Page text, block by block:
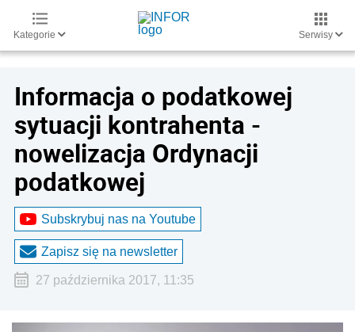
Kategorie Serwisy
Informacja o podatkowej
sytuacji kontrahenta -
nowelizacja Ordynacji
podatkowej
Subskrybuj nas na Youtube
Zapisz się na newsletter
27 października 2017, 11:35